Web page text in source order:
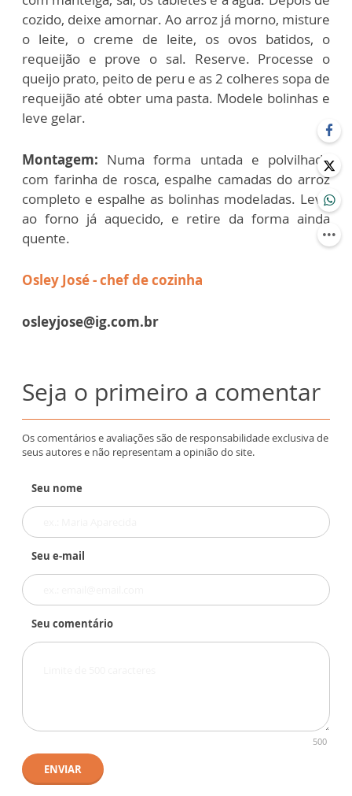
cozido, deixe amornar. Ao arroz já morno, misture
o leite, o creme de leite, os ovos batidos, o
requeijão e prove o sal. Reserve. Processe o
queijo prato, peito de peru e as 2 colheres sopa de
requeijão até obter uma pasta. Modele bolinhas e
leve gelar.
Montagem: Numa forma untada e polvilhada
com farinha de rosca, espalhe camadas do arroz
completo e espalhe as bolinhas modeladas. Leve
ao forno já aquecido, e retire da forma ainda
quente.
Osley José - chef de cozinha
osleyjose@ig.com.br
Seja o primeiro a comentar
Os comentários e avaliações são de responsabilidade exclusiva de
seus autores e não representam a opinião do site.
Seu nome
Seu e-mail
Seu comentário
500
ENVIAR